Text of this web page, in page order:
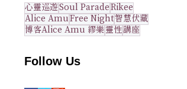
心靈巡遊Soul ParadeRikee
Alice AmuFree Night智慧伏藏
博客Alice Amu 繆樂 靈性講座
Follow Us